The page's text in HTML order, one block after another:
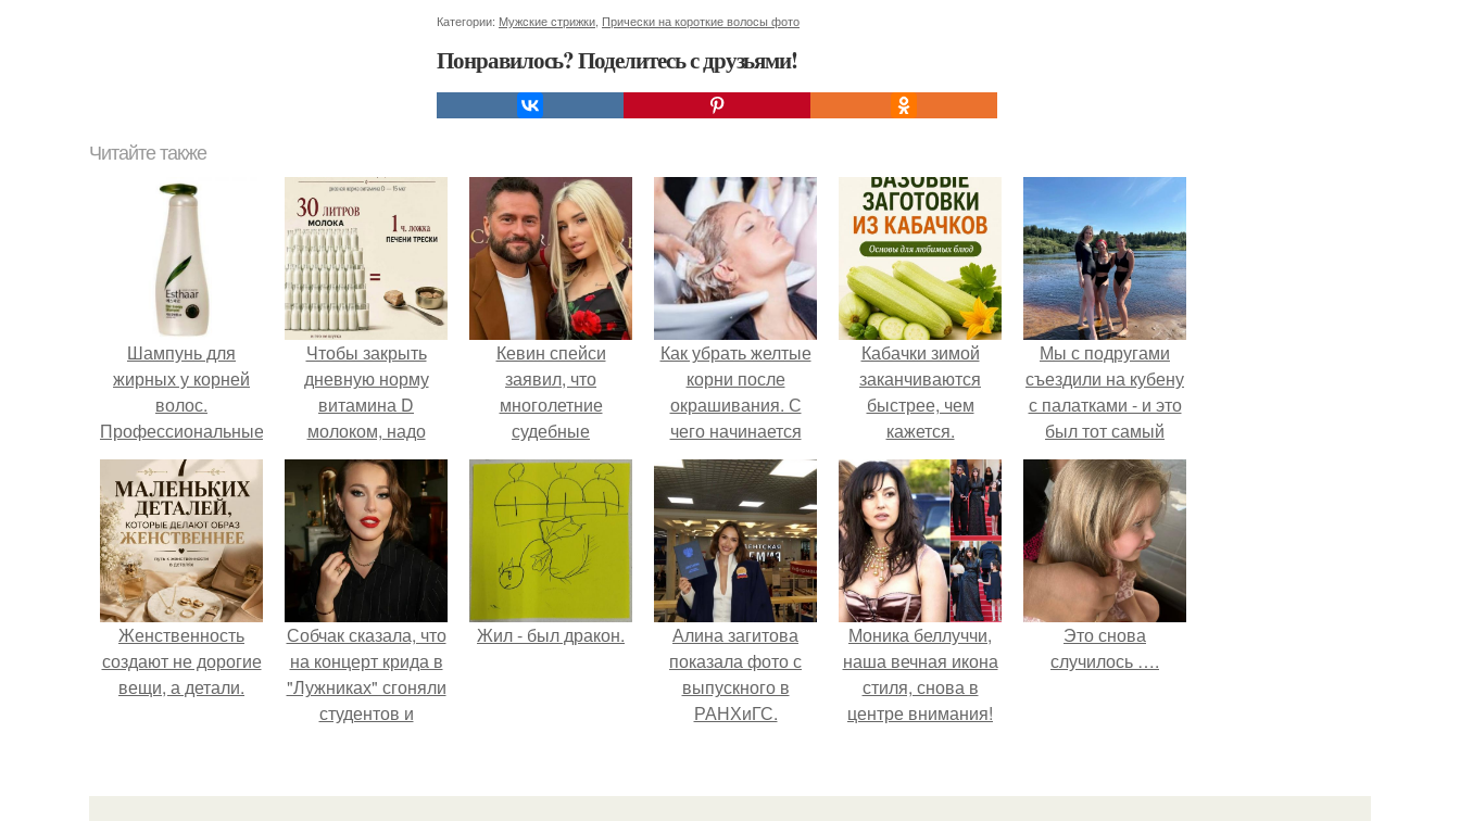
Категории: Мужские стрижки Прически на короткие волосы фото
Понравилось? Поделитесь с друзьями!
Читайте также
Шампунь для
жирных у корней
волос.
Профессиональные
Чтобы закрыть
дневную норму
витамина D
молоком, надо
выпить 30 литров
или съесть одну
чайную ложку
печени трески.
Кевин спейси
заявил, что
многолетние
судебные
разбирательства
практически
уничтожили его
состояние.
Как убрать желтые
корни после
окрашивания. С
чего начинается
желтизна
Кабачки зимой
заканчиваются
быстрее, чем
кажется.
Мы с подругами
съездили на кубену
с палатками - и это
был тот самый
отдых, после
которого долго
смеёшься,
вспоминая каждую
мелочь!
Женственность
создают не дорогие
вещи, а детали.
Собчак сказала, что
на концерт крида в
"Лужниках" сгоняли
студентов и
так везде были
Жил - был дракон.
Алина загитова
показала фото с
выпускного в
РАНХиГС.
Моника беллуччи,
наша вечная икона
стиля, снова в
центре внимания!
Это снова
случилось ….